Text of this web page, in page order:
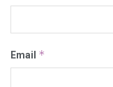
Email *